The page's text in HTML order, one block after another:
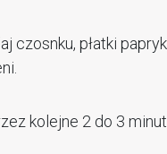
czosnku, płatki
kolejne 2 do 3 minut.